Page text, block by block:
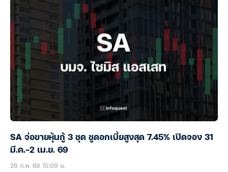
SA จ่อขายหุ้นกู้ 3 ชุด ชูดอกเบี้ยสูงสุด 7.45% เปิดจอง 31
มี.ค.-2 เม.ย. 69
26 ก.พ. 69 15:09 น.